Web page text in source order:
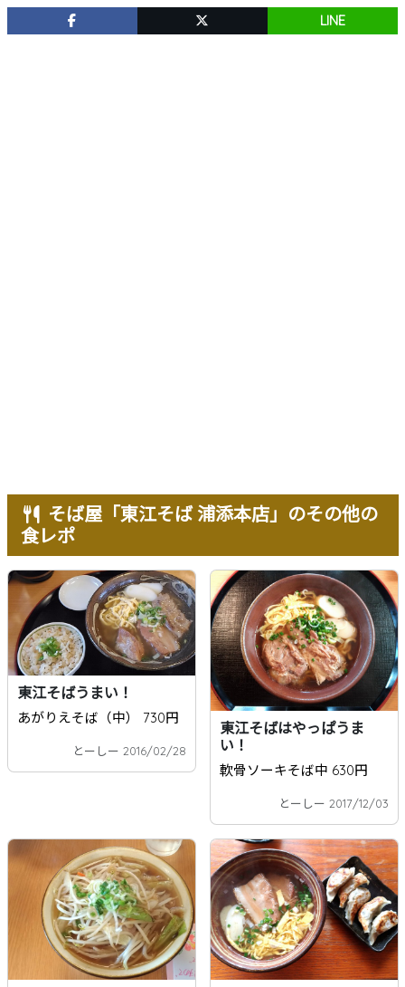
LINE
そば屋「東江そば 浦添本店」のその他の
食レポ
東江そばうまい！
あがりえそば（中） 730円
とーしー 2016/02/28
東江そばはやっぱうま
い！
軟骨ソーキそば中 630円
とーしー 2017/12/03